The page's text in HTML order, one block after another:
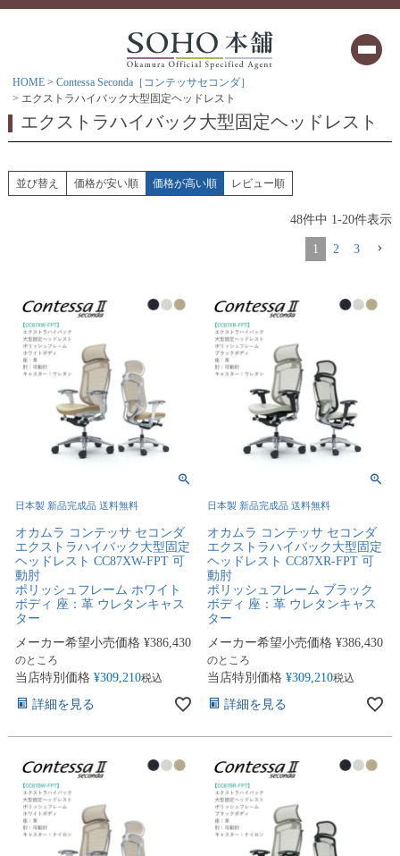
HOME
Contessa Seconda［コンテッサセコンダ］
エクストラハイバック大型固定ヘッドレスト
エクストラハイバック大型固定ヘッドレスト
並び替え 価格が安い順 価格が高い順 レビュー順
48件中 1-20件表示
1 2 3
日本製 新品完成品 送料無料
オカムラ コンテッサ セコンダ
エクストラハイバック大型固定
ヘッドレスト CC87XW-FPT 可
動肘
ポリッシュフレーム ホワイト
ボディ 座：革 ウレタンキャス
ター
メーカー希望小売価格 ¥386,430
のところ
当店特別価格 ¥309,210税込
詳細を見る
日本製 新品完成品 送料無料
オカムラ コンテッサ セコンダ
エクストラハイバック大型固定
ヘッドレスト CC87XR-FPT 可
動肘
ポリッシュフレーム ブラック
ボディ 座：革 ウレタンキャス
ター
メーカー希望小売価格 ¥386,430
のところ
当店特別価格 ¥309,210税込
詳細を見る